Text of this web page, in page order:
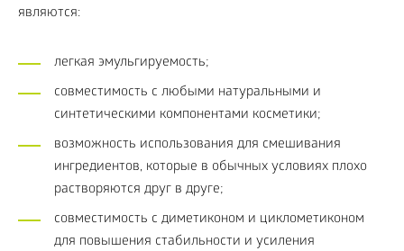
являются:
легкая эмульгируемость;
совместимость с любыми натуральными и
синтетическими компонентами косметики;
возможность использования для смешивания
ингредиентов, которые в обычных условиях плохо
растворяются друг в друге;
совместимость с диметиконом и циклометиконом
для повышения стабильности и усиления